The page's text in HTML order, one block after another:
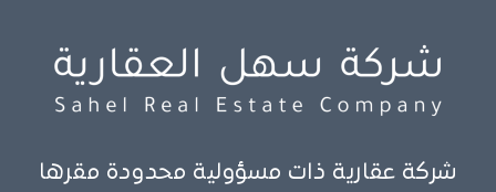
شركة عقارية ذات مسؤولية محدودة مقرها